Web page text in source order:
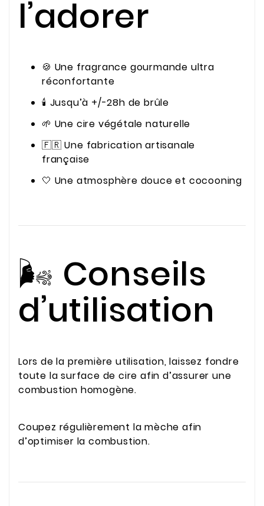
l’adorer
🍪 Une fragrance gourmande ultra
réconfortante
🕯️ Jusqu’à +/-28h de brûle
🌱 Une cire végétale naturelle
🇫🇷 Une fabrication artisanale
française
🤍 Une atmosphère douce et cocooning
🌬️ Conseils
d’utilisation
Lors de la première utilisation, laissez fondre
toute la surface de cire afin d’assurer une
combustion homogène.
Coupez régulièrement la mèche afin
d’optimiser la combustion.